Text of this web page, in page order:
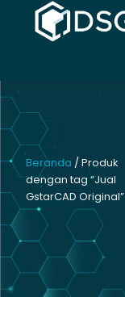
Beranda / Produk
dengan tag “Jual
GstarCAD Original”